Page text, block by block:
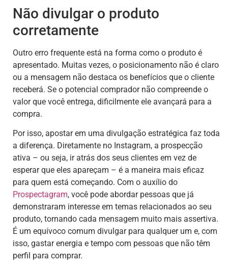
Não divulgar o produto
corretamente
Outro erro frequente está na forma como o produto é
apresentado. Muitas vezes, o posicionamento não é claro
ou a mensagem não destaca os benefícios que o cliente
receberá. Se o potencial comprador não compreende o
valor que você entrega, dificilmente ele avançará para a
compra.
Por isso, apostar em uma divulgação estratégica faz toda
a diferença. Diretamente no Instagram, a prospecção
ativa – ou seja, ir atrás dos seus clientes em vez de
esperar que eles apareçam – é a maneira mais eficaz
para quem está começando. Com o auxílio do
Prospectagram, você pode abordar pessoas que já
demonstraram interesse em temas relacionados ao seu
produto, tornando cada mensagem muito mais assertiva.
É um equívoco comum divulgar para qualquer um e, com
isso, gastar energia e tempo com pessoas que não têm
perfil para comprar.